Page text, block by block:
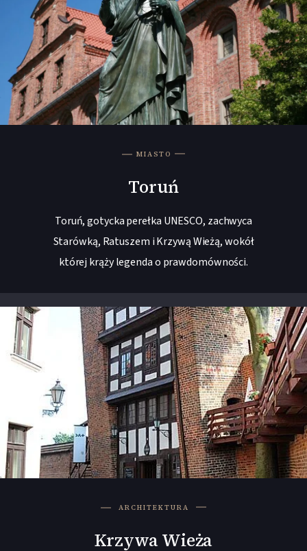
MIASTO
Toruń
Toruń, gotycka perełka UNESCO, zachwyca
Starówką, Ratuszem i Krzywą Wieżą, wokół
której krąży legenda o prawdomówności.
ARCHITEKTURA
Krzywa Wieża